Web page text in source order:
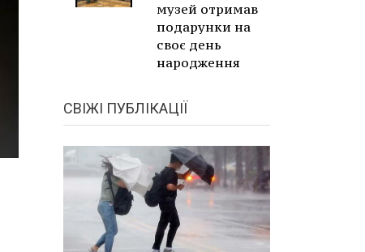
музей отримав
подарунки на
своє день
народження
СВІЖІ ПУБЛІКАЦІЇ